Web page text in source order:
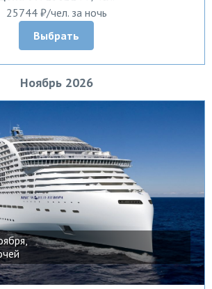
25744 ₽/чел. за ночь
Выбрать
Ноябрь 2026